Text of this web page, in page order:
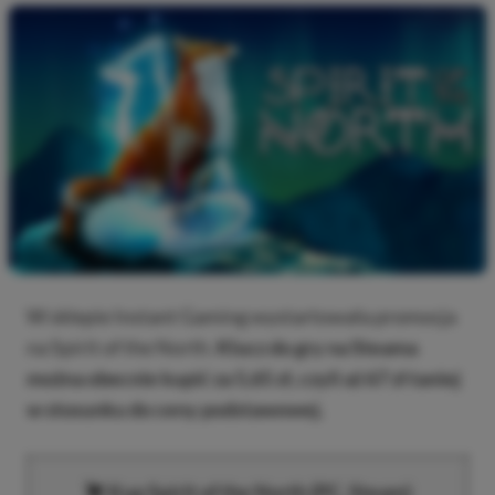
W sklepie Instant Gaming wystartowała promocja
Klucz do gry na Steama
można obecnie kupić za 5,65 zł, czyli aż 67 zł taniej
w stosunku do ceny podstawowej.